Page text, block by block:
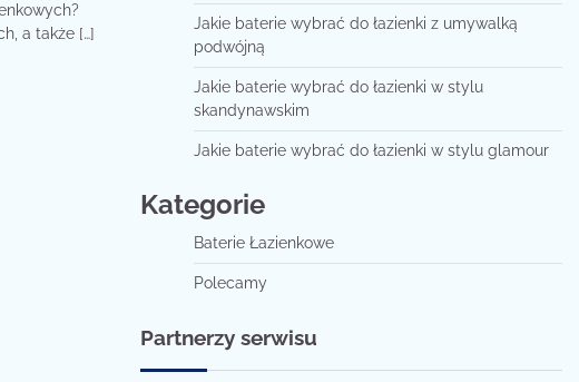
a także […]
Jakie baterie wybrać do łazienki z umywalką
podwójną
Jakie baterie wybrać do łazienki w stylu
skandynawskim
Jakie baterie wybrać do łazienki w stylu glamour
Kategorie
Baterie Łazienkowe
Polecamy
Partnerzy serwisu